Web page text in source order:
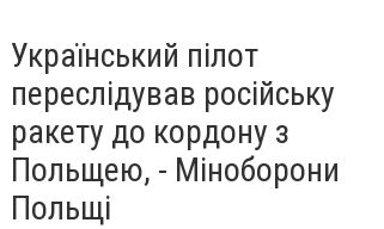
Український пілот
переслідував російську
ракету до кордону з
Польщею, - Міноборони
Польщі